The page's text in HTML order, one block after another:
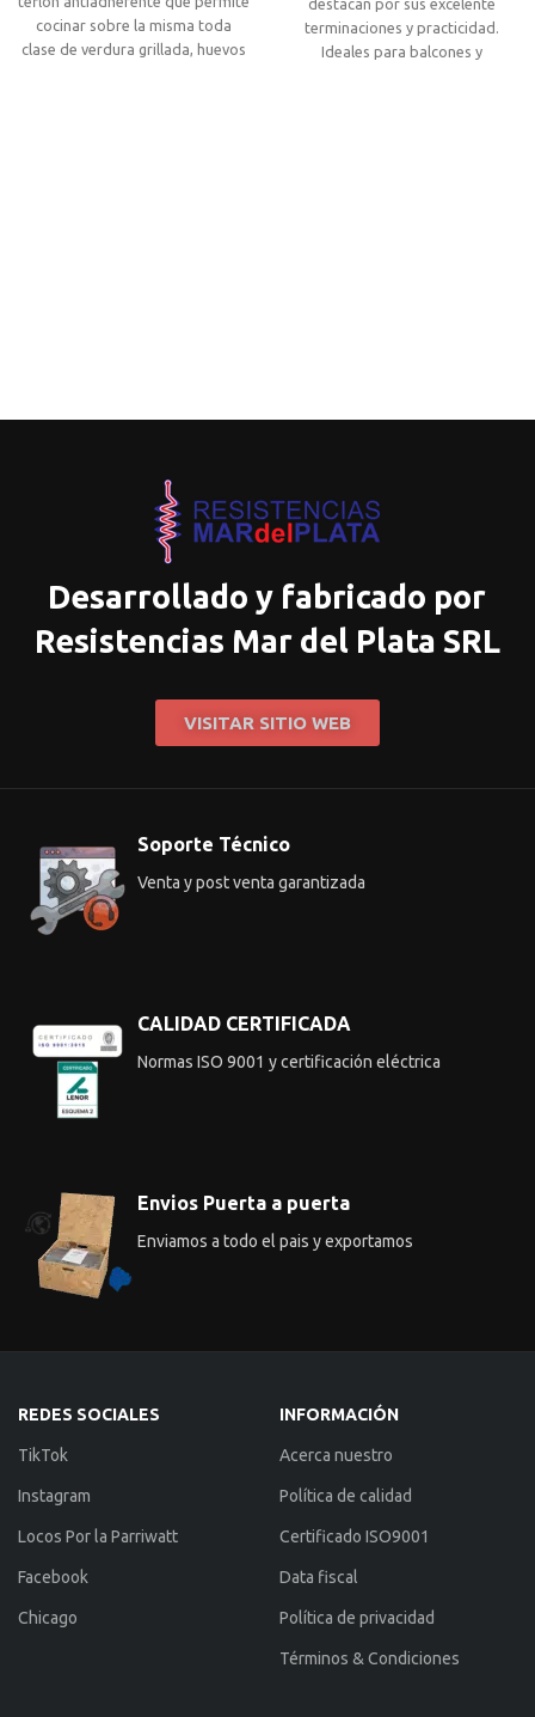
cocinar sobre la misma toda
clase de verdura grillada, huevos
terminaciones y practicidad.
Ideales para balcones y
Desarrollado y fabricado por
Resistencias Mar del Plata SRL
VISITAR SITIO WEB
Soporte Técnico
Venta y post venta garantizada
CALIDAD CERTIFICADA
Normas ISO 9001 y certificación eléctrica
Envios Puerta a puerta
Enviamos a todo el pais y exportamos
REDES SOCIALES
TikTok
Instagram
Locos Por la Parriwatt
Facebook
Chicago
INFORMACIÓN
Acerca nuestro
Política de calidad
Certificado ISO9001
Data fiscal
Política de privacidad
Términos & Condiciones